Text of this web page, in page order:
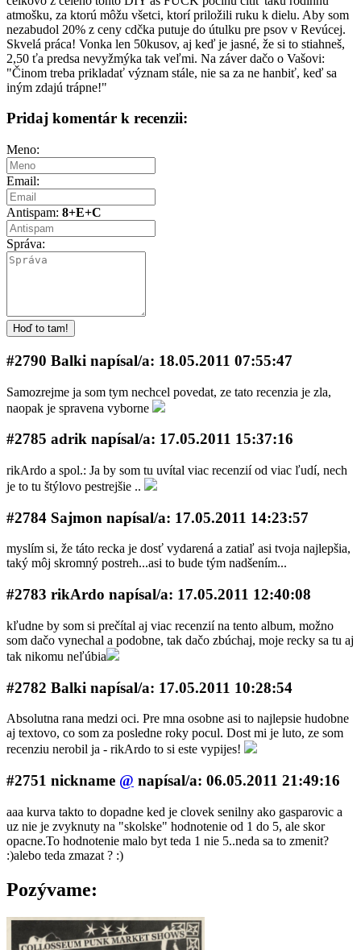
atmošku, za ktorú môžu všetci, ktorí priložili ruku k dielu. Aby som
nezabudol 20% z ceny cdčka putuje do útulku pre psov v Revúcej.
Skvelá práca! Vonka len 50kusov, aj keď je jasné, že si to stiahneš,
2,50 ťa predsa nevyžmýka tak veľmi. Na záver dačo o Vašovi:
"Činom treba prikladať význam stále, nie sa za ne hanbiť, keď sa
iným zdajú trápne!"
Pridaj komentár k recenzii:
Meno:
Email:
Antispam: 8+E+C
Správa:
#2790 Balki napí­sal/a: 18.05.2011 07:55:47
Samozrejme ja som tym nechcel povedat, ze tato recenzia je zla,
naopak je spravena vyborne
#2785 adrik napí­sal/a: 17.05.2011 15:37:16
rikArdo a spol.: Ja by som tu uvítal viac recenzií od viac ľudí, nech
je to tu štýlovo pestrejšie ..
#2784 Sajmon napí­sal/a: 17.05.2011 14:23:57
myslím si, že táto recka je dosť vydarená a zatiaľ asi tvoja najlepšia,
taký môj skromný postreh...asi to bude tým nadšením...
#2783 rikArdo napí­sal/a: 17.05.2011 12:40:08
kľudne by som si prečítal aj viac recenzií na tento album, možno
som dačo vynechal a podobne, tak dačo zbúchaj, moje recky sa tu aj
tak nikomu neľúbia
#2782 Balki napí­sal/a: 17.05.2011 10:28:54
Absolutna rana medzi oci. Pre mna osobne asi to najlepsie hudobne
aj textovo, co som za posledne roky pocul. Dost mi je luto, ze som
recenziu nerobil ja - rikArdo to si este vypijes!
#2751 nickname @ napí­sal/a: 06.05.2011 21:49:16
aaa kurva takto to dopadne ked je clovek senilny ako gasparovic a
uz nie je zvyknuty na "skolske" hodnotenie od 1 do 5, ale skor
opacne.To hodnotenie malo byt teda 1 nie 5..neda sa to zmenit?
:)alebo teda zmazat ? :)
Pozývame: